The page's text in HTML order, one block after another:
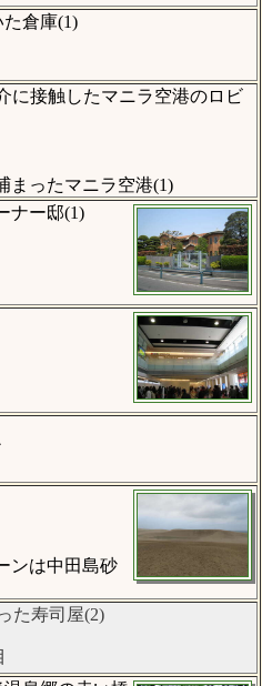
倉庫(1)
に接触したマニラ空港のロビ
まったマニラ空港(1)
ナー邸(1)
ンは中田島砂
た寿司屋(2)